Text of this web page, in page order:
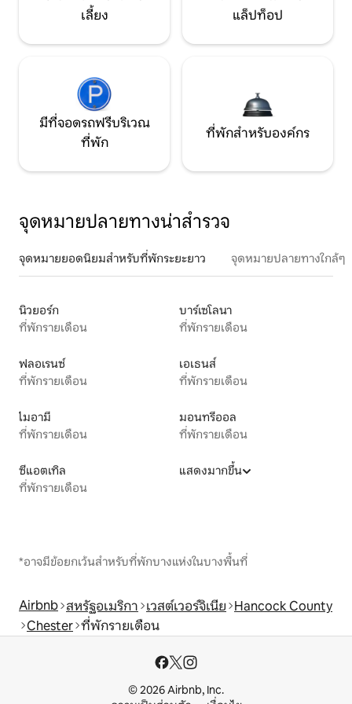
เลี้ยง
แล็ปท็อป
มีที่จอดรถฟรีบริเวณ
ที่พัก
ที่พักสำหรับองค์กร
จุดหมายปลายทางน่าสำรวจ
จุดหมายยอดนิยมสำหรับที่พักระยะยาว จุดหมายปลายทางใกล้ๆ
นิวยอร์ก
ที่พักรายเดือน
บาร์เซโลนา
ที่พักรายเดือน
ฟลอเรนซ์
ที่พักรายเดือน
เอเธนส์
ที่พักรายเดือน
ไมอามี
ที่พักรายเดือน
มอนทรีออล
ที่พักรายเดือน
ซีแอตเทิล
ที่พักรายเดือน
แสดงมากขึ้น
*อาจมีข้อยกเว้นสำหรับที่พักบางแห่งในบางพื้นที่
Airbnb สหรัฐอเมริกา เวสต์เวอร์จิเนีย Hancock County
Chester ที่พักรายเดือน
© 2026 Airbnb, Inc.